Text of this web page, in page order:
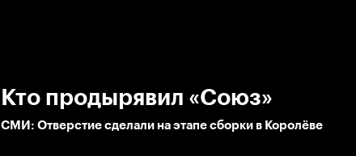
Кто продырявил «Союз»
СМИ: Отверстие сделали на этапе сборки в Королёве